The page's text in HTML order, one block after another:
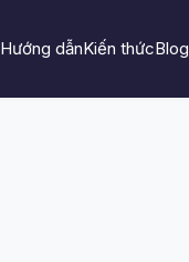
Hướng dẫnKiến thứcBlog